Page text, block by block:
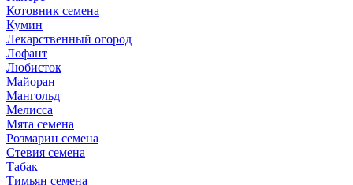
Котовник семена
Кумин
Лекарственный огород
Лофант
Любисток
Майоран
Мангольд
Мелисса
Мята семена
Розмарин семена
Стевия семена
Табак
Тимьян семена